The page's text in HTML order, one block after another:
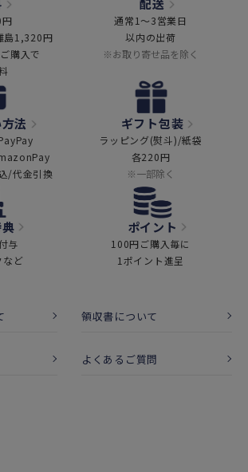
島1,320円
購入で
配送
通常1～3営業日
以内の出荷
※お取り寄せ品を除く
法
/代金引換
ギフト包装
ラッピング(熨斗)/紙袋
各220円
※一部除く
与
など
ポイント
100円ご購入毎に
1ポイント進呈
領収書について
よくあるご質問